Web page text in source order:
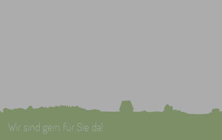
Wir sind gern für Sie da!